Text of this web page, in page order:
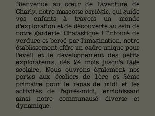
Bienvenue au cœur de l'aventure de
Charly, notre mascotte espiègle, qui guide
vos enfants à travers un monde
d'exploration et de découverte au sein de
notre garderie Chatastique ! Entouré de
verdure et bercé par l'imagination, notre
établissement offre un cadre unique pour
l'éveil et le développement des petits
explorateurs, dès 24 mois jusqu'à l'âge
scolaire. Nous ouvrons également nos
portes aux écoliers de 1ère et 2ème
primaire pour le repas de midi et les
activités de l'après-midi, enrichissant
ainsi notre communauté diverse et
dynamique.